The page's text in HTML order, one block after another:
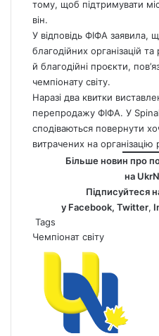
тому, щоб підтримувати
він.
У відповідь ФІФА заявила,
благодійних організацій та
й благодійні проєкти,
чемпіонату світу.
Наразі два квитки
перепродажу ФІФА. У
сподіваються повернути
витрачених на організацію
Більше новин про
на
Підписуйтеся
у Facebook, Twitter,
Tags
Чемпіонат світу